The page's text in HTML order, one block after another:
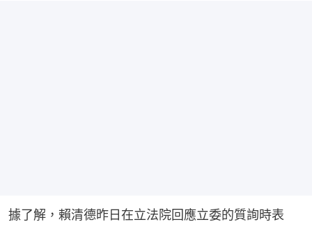
據了解，賴清德昨日在立法院回應立委的質詢時表